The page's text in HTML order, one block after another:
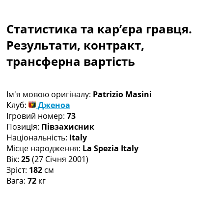
Чемпіонат Світу
Україна. Прем’єр-Ліга
Україна. Перша Ліга
Ліга Чемпіонів
Ще Турніри >>>
Таблиці
Чемпіонат Світу. Турнирні таблиці
Таблиця УПЛ
Перша Ліга
Таблиця АПЛ
Таблиця Ла Ліги
Таблиця Ліги Чемпіонів
Всі таблиці >>>
Статистика та кар’єра гравця.
Результати, контракт,
трансферна вартість
Ім'я мовою оригіналу: Patrizio Masini
Клуб:
Дженоа
Ігровий номер: 73
Позиція: Півзахисник
Національність: Italy
Місце народження: La Spezia Italy
Вік: 25(27 Січня 2001)
Зріст: 182 см
Вага: 72 кг